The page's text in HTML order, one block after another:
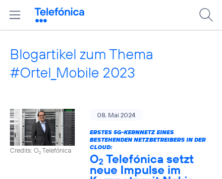
Blogartikel zum Thema
#Ortel_Mobile 2023
Credits: O2Telefónica
08. Mai 2024
ERSTES 5G-KERNNETZ EINES
BESTEHENDEN NETZBETREIBERS IN DER
CLOUD:
O2 Telefónica setzt
neue Impulse im